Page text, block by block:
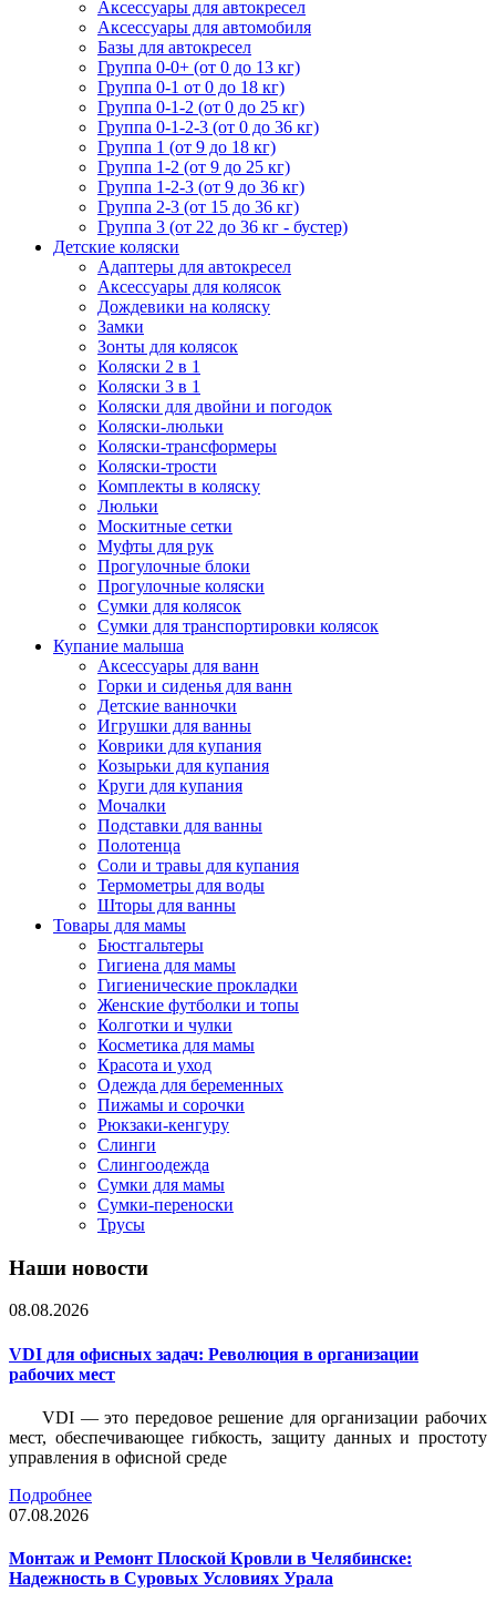
Аксессуары для автокресел
Аксессуары для автомобиля
Базы для автокресел
Группа 0-0+ (от 0 до 13 кг)
Группа 0-1 от 0 до 18 кг)
Группа 0-1-2 (от 0 до 25 кг)
Группа 0-1-2-3 (от 0 до 36 кг)
Группа 1 (от 9 до 18 кг)
Группа 1-2 (от 9 до 25 кг)
Группа 1-2-3 (от 9 до 36 кг)
Группа 2-3 (от 15 до 36 кг)
Группа 3 (от 22 до 36 кг - бустер)
Детские коляски
Адаптеры для автокресел
Аксессуары для колясок
Дождевики на коляску
Замки
Зонты для колясок
Коляски 2 в 1
Коляски 3 в 1
Коляски для двойни и погодок
Коляски-люльки
Коляски-трансформеры
Коляски-трости
Комплекты в коляску
Люльки
Москитные сетки
Муфты для рук
Прогулочные блоки
Прогулочные коляски
Сумки для колясок
Сумки для транспортировки колясок
Купание малыша
Аксессуары для ванн
Горки и сиденья для ванн
Детские ванночки
Игрушки для ванны
Коврики для купания
Козырьки для купания
Круги для купания
Мочалки
Подставки для ванны
Полотенца
Соли и травы для купания
Термометры для воды
Шторы для ванны
Товары для мамы
Бюстгальтеры
Гигиена для мамы
Гигиенические прокладки
Женские футболки и топы
Колготки и чулки
Косметика для мамы
Красота и уход
Одежда для беременных
Пижамы и сорочки
Рюкзаки-кенгуру
Слинги
Слингоодежда
Сумки для мамы
Сумки-переноски
Трусы
Наши новости
08.08.2026
VDI для офисных задач: Революция в организации
рабочих мест
VDI — это передовое решение для организации рабочих
мест, обеспечивающее гибкость, защиту данных и простоту
управления в офисной среде
Подробнее
07.08.2026
Монтаж и Ремонт Плоской Кровли в Челябинске:
Надежность в Суровых Условиях Урала